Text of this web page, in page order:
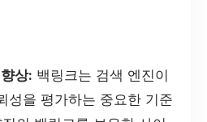
상: 백링크는 검색 엔진이
성을 평가하는 중요한 기준